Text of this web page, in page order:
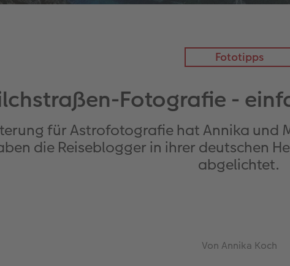
Fototipps
Fotografie -
für Astrofotografie hat Annika und
die Reiseblogger in ihrer deutschen
abgelichtet.
Von Annika Koch